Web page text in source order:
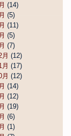
(14)
(5)
(11)
(5)
(7)
(12)
(17)
(12)
(14)
(12)
(19)
(6)
(1)